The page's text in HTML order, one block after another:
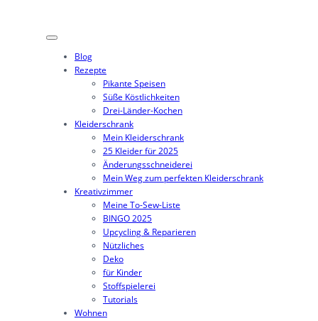
Blog
Rezepte
Pikante Speisen
Süße Köstlichkeiten
Drei-Länder-Kochen
Kleiderschrank
Mein Kleiderschrank
25 Kleider für 2025
Änderungsschneiderei
Mein Weg zum perfekten Kleiderschrank
Kreativzimmer
Meine To-Sew-Liste
BINGO 2025
Upcycling & Reparieren
Nützliches
Deko
für Kinder
Stoffspielerei
Tutorials
Wohnen